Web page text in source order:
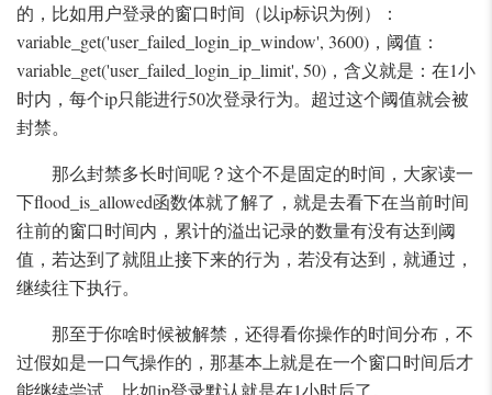
的，比如用户登录的窗口时间（以ip标识为例）：
variable_get('user_failed_login_ip_window', 3600)，阈值：
variable_get('user_failed_login_ip_limit', 50)，含义就是：在1小
时内，每个ip只能进行50次登录行为。超过这个阈值就会被
封禁。
那么封禁多长时间呢？这个不是固定的时间，大家读一
下flood_is_allowed函数体就了解了，就是去看下在当前时间
往前的窗口时间内，累计的溢出记录的数量有没有达到阈
值，若达到了就阻止接下来的行为，若没有达到，就通过，
继续往下执行。
那至于你啥时候被解禁，还得看你操作的时间分布，不
过假如是一口气操作的，那基本上就是在一个窗口时间后才
能继续尝试。比如ip登录默认就是在1小时后了。